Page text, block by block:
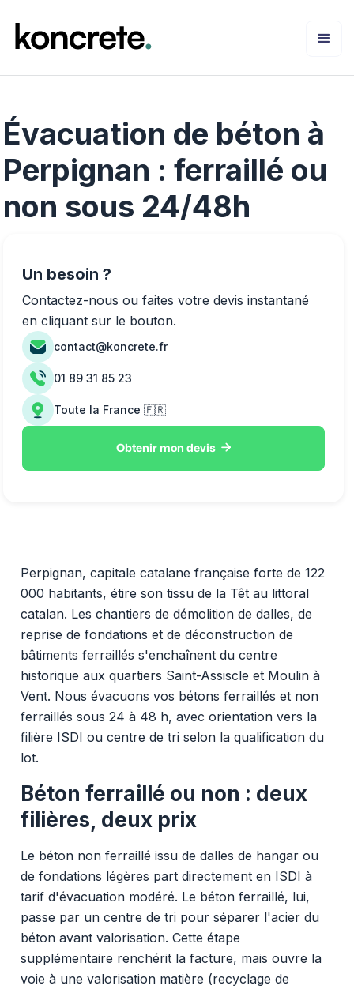
Évacuation de béton à
Perpignan : ferraillé ou
non sous 24/48h
Perpignan, capitale catalane française forte de 122
000 habitants, étire son tissu de la Têt au littoral
catalan. Les chantiers de démolition de dalles, de
reprise de fondations et de déconstruction de
bâtiments ferraillés s'enchaînent du centre
historique aux quartiers Saint-Assiscle et Moulin à
Vent. Nous évacuons vos bétons ferraillés et non
ferraillés sous 24 à 48 h, avec orientation vers la
filière ISDI ou centre de tri selon la qualification du
lot.
Béton ferraillé ou non : deux
filières, deux prix
Le béton non ferraillé issu de dalles de hangar ou
de fondations légères part directement en ISDI à
tarif d'évacuation modéré. Le béton ferraillé, lui,
passe par un centre de tri pour séparer l'acier du
béton avant valorisation. Cette étape
supplémentaire renchérit la facture, mais ouvre la
voie à une valorisation matière (recyclage de
Un besoin ?
Contactez-nous ou faites votre devis instantané
en cliquant sur le bouton.
contact@koncrete.fr
01 89 31 85 23
Toute la France 🇫🇷
Obtenir mon devis 